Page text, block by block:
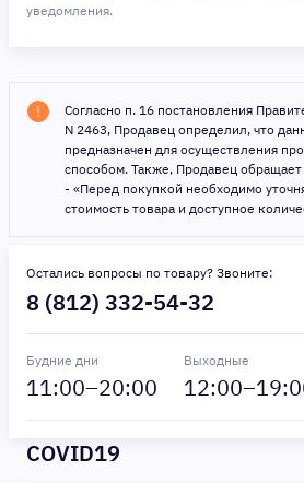
уведомления.
Согласно п. 16 постановления
N 2463, Продавец определил, что
предназначен для осуществления
способом. Также, Продавец
- «Перед покупкой необходимо
стоимость товара и доступное
Остались вопросы по товару? Звоните:
8 (812) 332-54-32
Будние дни
11:00–20:00
Выходные
12:00–19
COVID19